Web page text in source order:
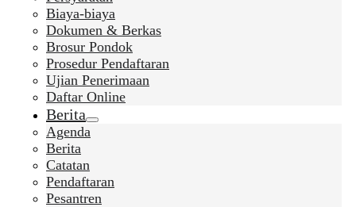
Biaya-biaya
Dokumen & Berkas
Brosur Pondok
Prosedur Pendaftaran
Ujian Penerimaan
Daftar Online
Berita
Agenda
Berita
Catatan
Pendaftaran
Pesantren